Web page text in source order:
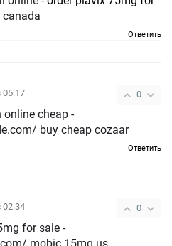
canada
Ответить
0
05:17
cheap -
buy cheap cozaar
Ответить
0
02:34
for sale -